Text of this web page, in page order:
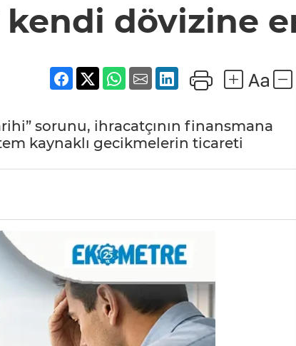
kendi dövizine
sorunu, ihracatçının finansmana
kaynaklı gecikmelerin ticareti